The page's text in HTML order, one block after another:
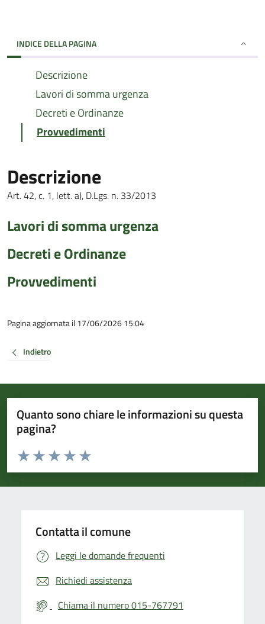
INDICE DELLA PAGINA
Descrizione
Lavori di somma urgenza
Decreti e Ordinanze
Provvedimenti
Descrizione
Art. 42, c. 1, lett. a), D.Lgs. n. 33/2013
Lavori di somma urgenza
Decreti e Ordinanze
Provvedimenti
Pagina aggiornata il 17/06/2026 15:04
Indietro
Quanto sono chiare le informazioni su questa
pagina?
Valuta da 1 a 5 stelle la pagina
Valuta 5 stelle su 5
Valuta 4 stelle su 5
Valuta 3 stelle su 5
Valuta 2 stelle su 5
Valuta 1 stelle su 5
Contatta il comune
Leggi le domande frequenti
Richiedi assistenza
Chiama il numero 015-767791